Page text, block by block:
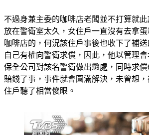
不過身兼主委的咖啡店老闆並不打算就
放在警衛室太久，女住戶一直沒有去拿
咖啡店的，何況該住戶事後也收下了補
自己有權向警衛求償，因此，他以管理
保全公司對該名警衛做出懲處，同時求
賠錢了事，事件就會圓滿解決，未曾想
住戶聽了相當傻眼。